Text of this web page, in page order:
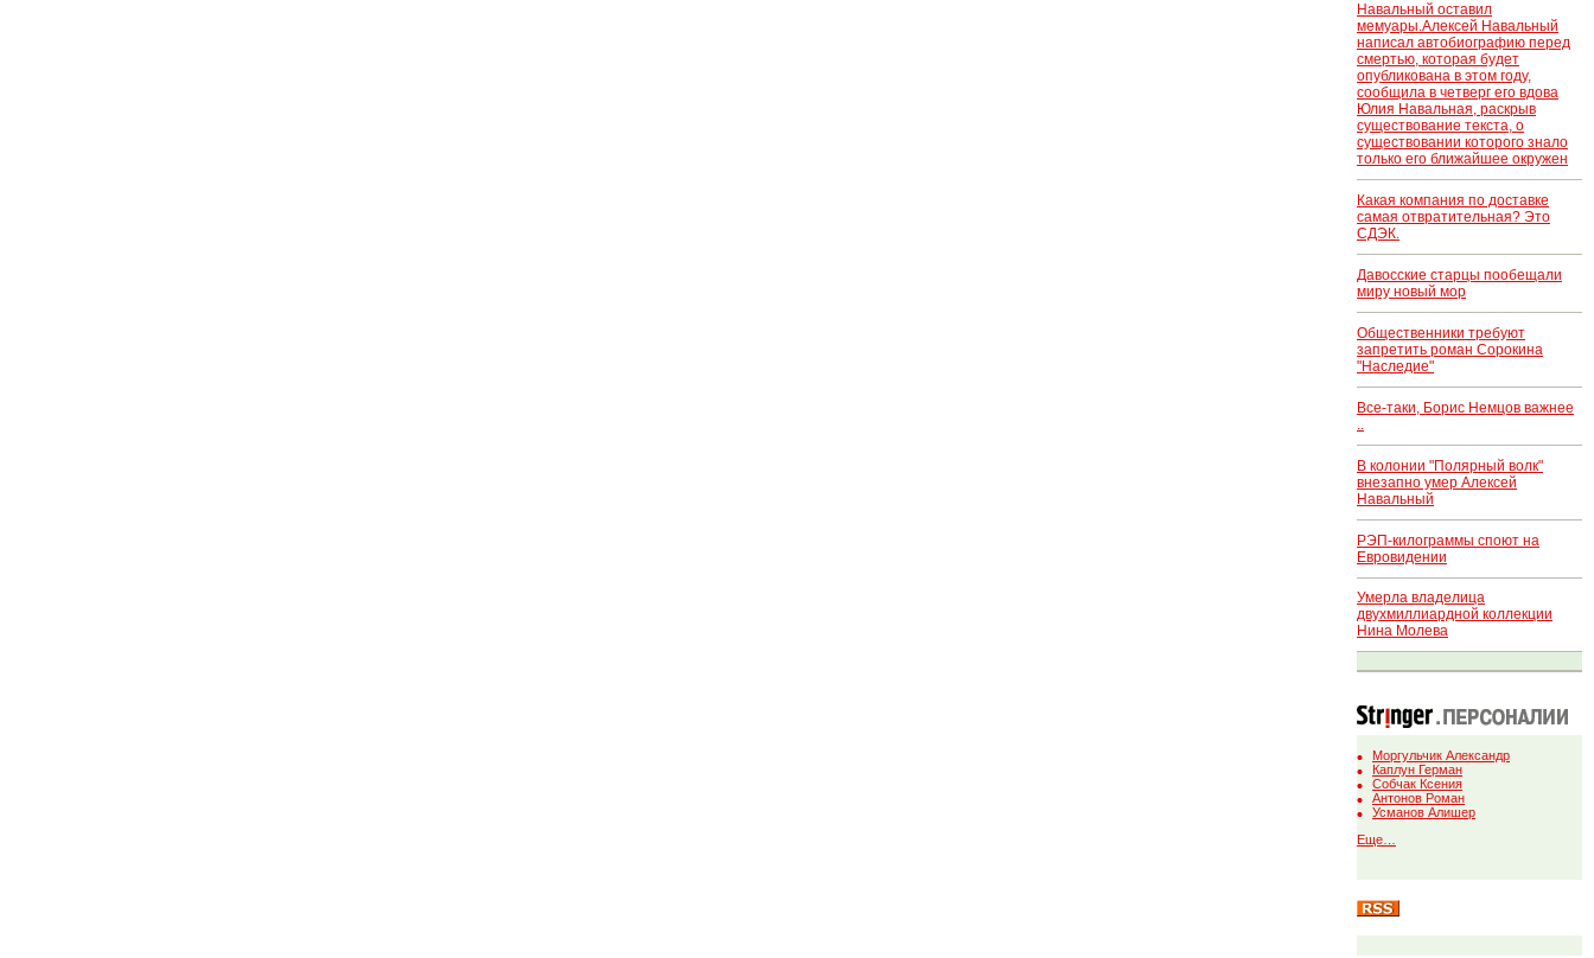
Навальный оставил
мемуары.Алексей Навальный
написал автобиографию перед
смертью, которая будет
опубликована в этом году,
сообщила в четверг его вдова
Юлия Навальная, раскрыв
существование текста, о
существовании которого знало
только его ближайшее окружен
Какая компания по доставке
самая отвратительная? Это
СДЭК.
Давосские старцы пообещали
миру новый мор
Общественники требуют
запретить роман Сорокина
"Наследие"
Все-таки, Борис Немцов важнее
В колонии "Полярный волк"
внезапно умер Алексей
Навальный
РЭП-килограммы споют на
Евровидении
Умерла владелица
двухмиллиардной коллекции
Нина Молева
Моргульчик Александр
Каплун Герман
Собчак Ксения
Антонов Роман
Усманов Алишер
Еще…